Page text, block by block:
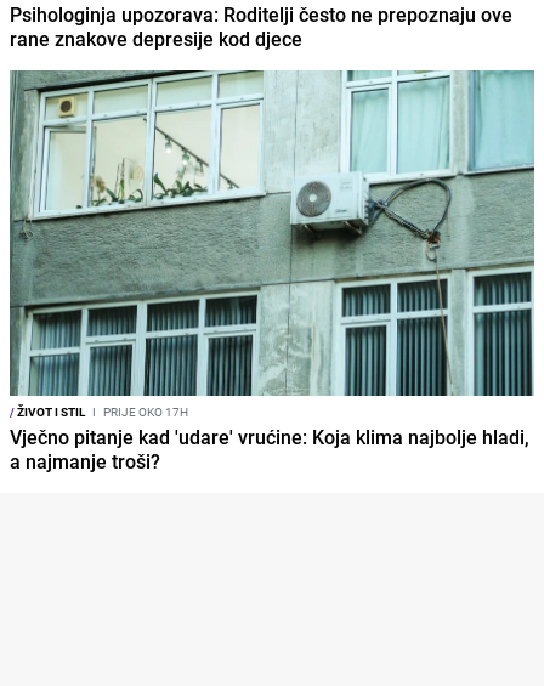
Psihologinja upozorava: Roditelji često ne prepoznaju ove
rane znakove depresije kod djece
/ŽIVOT I STIL I PRIJE OKO 17H
Vječno pitanje kad 'udare' vrućine: Koja klima najbolje hladi,
a najmanje troši?